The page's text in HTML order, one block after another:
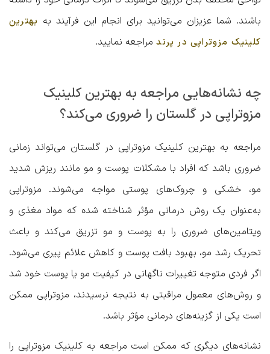
باشند. شما عزیزان می‌توانید برای انجام این فرآیند به بهترین
کلینیک مزوتراپی در پرندمراجعه نمایید.
چه نشانه‌هایی مراجعه به بهترین کلینیک
مزوتراپی در گلستان را ضروری می‌کند؟
مراجعه به بهترین کلینیک مزوتراپی در گلستان می‌تواند زمانی
ضروری باشد که افراد با مشکلات پوست و مو مانند ریزش شدید
مو، خشکی و چروک‌های پوستی مواجه می‌شوند. مزوتراپی
به‌عنوان یک روش درمانی مؤثر شناخته شده که مواد مغذی و
ویتامین‌های ضروری را به پوست و مو تزریق می‌کند و باعث
تحریک رشد مو، بهبود بافت پوست و کاهش علائم پیری می‌شود.
اگر فردی متوجه تغییرات ناگهانی در کیفیت مو یا پوست خود شد
و روش‌های معمول مراقبتی به نتیجه نرسیدند، مزوتراپی ممکن
است یکی از گزینه‌های درمانی مؤثر باشد.
نشانه‌های دیگری که ممکن است مراجعه به کلینیک مزوتراپی را